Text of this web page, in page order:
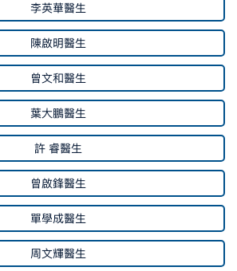
李英華醫生
陳啟明醫生
曾文和醫生
葉大鵬醫生
許 睿醫生
曾啟鋒醫生
單學成醫生
周文輝醫生